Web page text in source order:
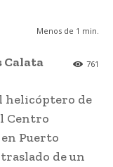
Menos de 1 min.
761
Calata
helicóptero de
Centro
Puerto
de un